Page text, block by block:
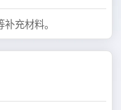
充材料。